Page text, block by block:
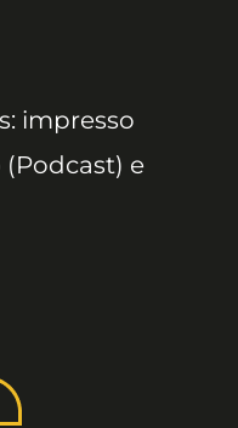
impresso
e